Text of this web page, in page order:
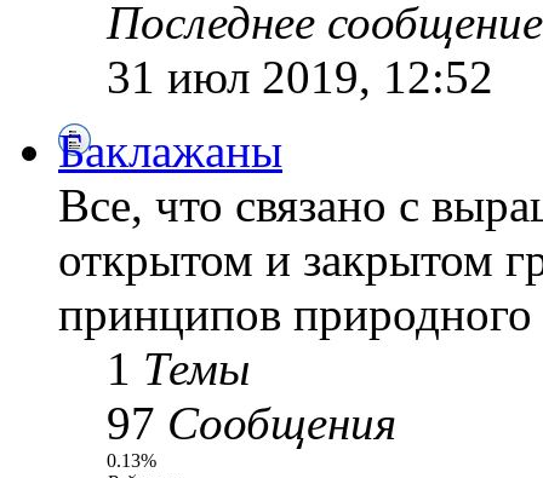
Последнее сообщение
31 июл 2019, 12:52
Баклажаны
Все, что связано с
открытом и закрытом
принципов природного
1 Темы
97 Сообщения
0.13%